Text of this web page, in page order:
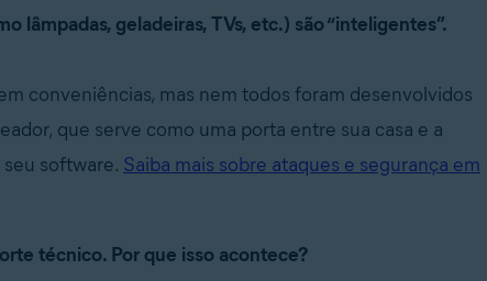
lâmpadas, geladeiras, TVs, etc.) são “inteligentes”.
conveniências, mas nem todos foram desenvolvidos
que serve como uma porta entre sua casa e a
software. Saiba mais sobre ataques e segurança em
técnico. Por que isso acontece?